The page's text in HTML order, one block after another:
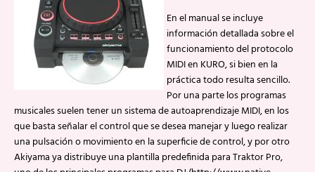
En el manual se incluye
información detallada sobre el
funcionamiento del protocolo
MIDI en KURO, si bien en la
práctica todo resulta sencillo.
Por una parte los programas
musicales suelen tener un sistema de autoaprendizaje MIDI, en los
que basta señalar el control que se desea manejar y luego realizar
una pulsación o movimiento en la superficie de control, y por otro
Akiyama ya distribuye una plantilla predefinida para Traktor Pro,